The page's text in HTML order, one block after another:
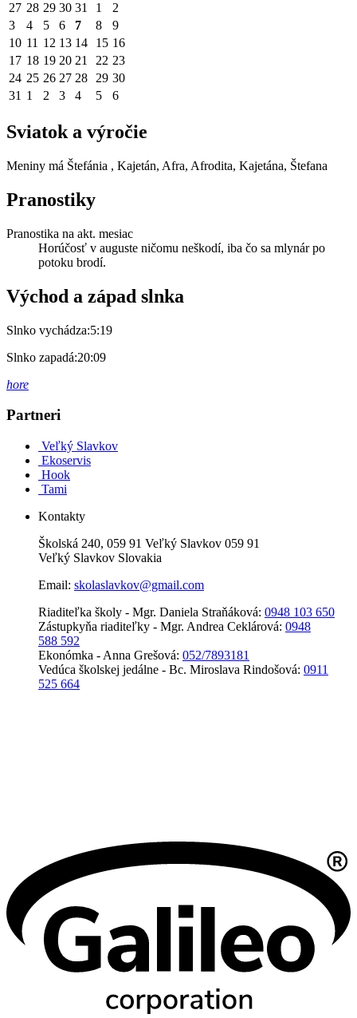
27 28 29 30 31 1
2
3
4 5 6 7 8
9
10 11 12 13 14 15 16
17 18 19 20 21 22 23
24 25 26 27 28 29 30
31 1 2 3 4 5 6
Sviatok a výročie
Meniny má Štefánia , Kajetán, Afra, Afrodita, Kajetána, Štefana
Pranostiky
Pranostika na akt. mesiac
Horúčosť v auguste ničomu neškodí, iba čo sa mlynár po
potoku brodí.
Východ a západ slnka
Slnko vychádza:5:19
Slnko zapadá:20:09
hore
Partneri
Veľký Slavkov
Ekoservis
Hook
Tami
Kontakty
Školská 240, 059 91 Veľký Slavkov 059 91
Veľký Slavkov Slovakia
Email: skolaslavkov@gmail.com
Riaditeľka školy - Mgr. Daniela Straňáková: 0948 103 650
Zástupkyňa riaditeľky - Mgr. Andrea Ceklárová: 0948
588 592
Ekonómka - Anna Grešová: 052/7893181
Vedúca školskej jedálne - Bc. Miroslava Rindošová: 0911
525 664